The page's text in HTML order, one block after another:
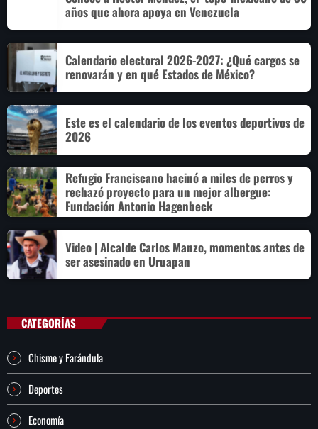
años que ahora apoya en Venezuela
Calendario electoral 2026-2027: ¿Qué cargos se
renovarán y en qué Estados de México?
Este es el calendario de los eventos deportivos de
2026
Refugio Franciscano hacinó a miles de perros y
rechazó proyecto para un mejor albergue:
Fundación Antonio Hagenbeck
Video | Alcalde Carlos Manzo, momentos antes de
ser asesinado en Uruapan
CATEGORÍAS
Chisme y Farándula
Deportes
Economía